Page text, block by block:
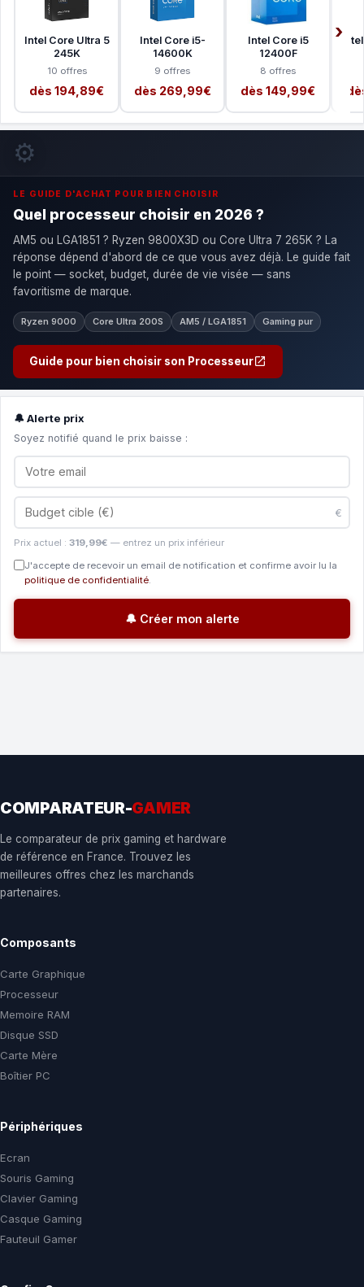
Intel Core Ultra 5
245K
10 offres
dès 194,89€
Intel Core i5-
14600K
9 offres
dès 269,99€
Intel Core i5
12400F
8 offres
dès 149,99€
⚙️
LE GUIDE D'ACHAT POUR BIEN CHOISIR
Quel processeur choisir en 2026 ?
AM5 ou LGA1851 ? Ryzen 9800X3D ou Core Ultra 7 265K ? La
réponse dépend d'abord de ce que vous avez déjà. Le guide fait
le point — socket, budget, durée de vie visée — sans
favoritisme de marque.
Ryzen 9000 Core Ultra 200S AM5 / LGA1851 Gaming pur
Guide pour bien choisir son Processeur
🔔 Alerte prix
Soyez notifié quand le prix baisse :
€
Prix actuel : 319,99€ — entrez un prix inférieur
J'accepte de recevoir un email de notification et confirme avoir lu la
politique de confidentialité.
🔔 Créer mon alerte
COMPARATEUR-GAMER
Le comparateur de prix gaming et hardware
de référence en France. Trouvez les
meilleures offres chez les marchands
partenaires.
Composants
Carte Graphique
Processeur
Memoire RAM
Disque SSD
Carte Mère
Boîtier PC
Périphériques
Ecran
Souris Gaming
Clavier Gaming
Casque Gaming
Fauteuil Gamer